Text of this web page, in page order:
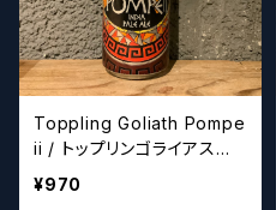
Toppling Goliath Pompe
ii / トップリンゴライアス
ポンペイ 【クラフトビール】
¥970